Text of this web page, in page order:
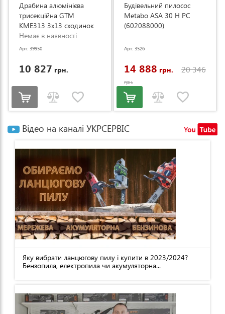
Драбина алюмінієва
трисекційна GTM
KME313 3x13 сходинок
3.53-8.93м (KME313)
Немає в наявності
Арт: 39950
10 827 грн.
Будівельний пилосос
Metabo ASA 30 H PC
(602088000)
Арт: 3526
14 888 грн. 20 346
грн.
Відео на каналі УКРСЕРВІС
Яку вибрати ланцюгову пилу і купити в 2023/2024?
Бензопила, електропила чи акумуляторна...